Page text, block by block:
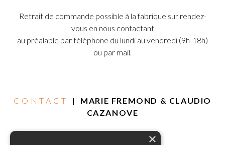
Retrait de commande possible à la fabrique sur rendez-
vous en nous contactant
au préalable par téléphone du lundi au vendredi (9h-18h)
ou par mail.
CONTACT | MARIE FREMOND & CLAUDIO
CAZANOVE
×